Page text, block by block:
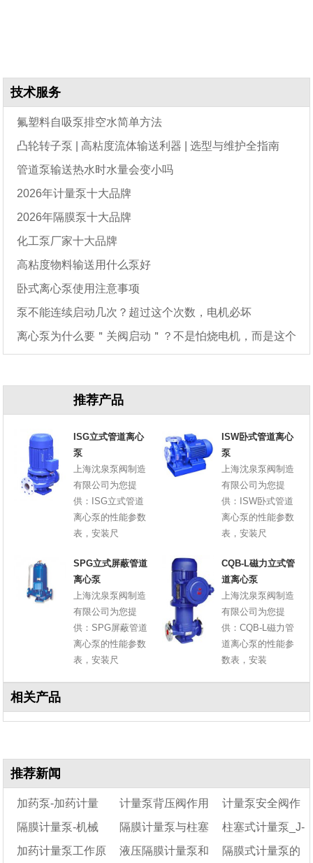
技术服务
氟塑料自吸泵排空水简单方法
凸轮转子泵 | 高粘度流体输送利器 | 选型与维护全指南
管道泵输送热水时水量会变小吗
2026年计量泵十大品牌
2026年隔膜泵十大品牌
化工泵厂家十大品牌
高粘度物料输送用什么泵好
卧式离心泵使用注意事项
泵不能连续启动几次？超过这个次数，电机必坏
离心泵为什么要＂关阀启动＂？不是怕烧电机，而是这个
推荐产品
ISG立式管道离心
泵
上海沈泉泵阀制造
有限公司为您提
供：ISG立式管道
离心泵的性能参数
表，安装尺
ISW卧式管道离心
泵
上海沈泉泵阀制造
有限公司为您提
供：ISW卧式管道
离心泵的性能参数
表，安装尺
SPG立式屏蔽管道
离心泵
上海沈泉泵阀制造
有限公司为您提
供：SPG屏蔽管道
离心泵的性能参数
表，安装尺
CQB-L磁力立式管
道离心泵
上海沈泉泵阀制造
有限公司为您提
供：CQB-L磁力管
道离心泵的性能参
数表，安装
相关产品
推荐新闻
加药泵-加药计量 计量泵背压阀作用
是什么
计量泵安全阀作
隔膜计量泵-机械
隔膜计量泵
隔膜计量泵与柱塞
计量泵的区别
柱塞式计量泵_J-
D系列柱塞计量泵
加药计量泵工作原 液压隔膜计量泵和 隔膜式计量泵的